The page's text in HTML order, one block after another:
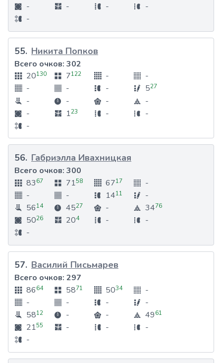
- - -
-
-
55. Никита Попков
Всего очков: 302
20130 7122 -
-
-
- - 527
- - -
-
-
123 -
-
-
56. Габриэлла Ивахницкая
Всего очков: 300
8367 7158 6717
-
-
- 1411
-
5614 4527 - 3476
5026 204 -
-
-
57. Василий Письмарев
Всего очков: 297
8664 5871 5034
-
-
- -
-
5812 - - 4961
2155 - -
-
-